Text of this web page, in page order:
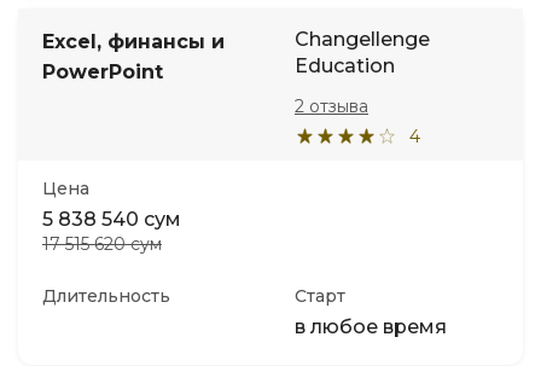
Excel, финансы и
PowerPoint
Changellenge
Education
4
2 отзыва
Цена
5 838 540 сум
17 515 620 сум
Длительность Старт
в любое время